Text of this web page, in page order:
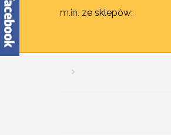
m.in. ze sklepów: